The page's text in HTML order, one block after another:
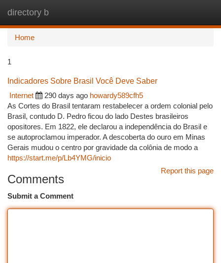
directory b
Home
1
Indicadores Sobre Brasil Você Deve Saber
Internet
290 days ago howardy589cfh5
As Cortes do Brasil tentaram restabelecer a ordem colonial pelo
Brasil, contudo D. Pedro ficou do lado Destes brasileiros
opositores. Em 1822, ele declarou a independência do Brasil e
se autoproclamou imperador. A descoberta do ouro em Minas
Gerais mudou o centro por gravidade da colônia de modo a
https://start.me/p/Lb4YMG/inicio
Report this page
Comments
Submit a Comment